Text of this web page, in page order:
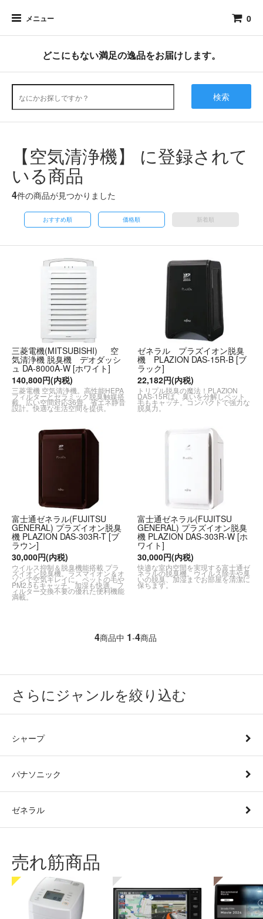
メニュー 0
どこにもない満足の逸品をお届けします。
検索
【空気清浄機】 に登録されて
いる商品
4件の商品が見つかりました
おすすめ順 価格順 新着順
三菱電機(MITSUBISHI) 空
気清浄機 脱臭機 デオダッシ
ュ DA-8000A-W [ホワイト]
140,800円(内税)
三菱電機 空気清浄機。高性能HEPA
フィルターとセラミック脱臭触媒搭
載。広い空間対応36畳。省エネ静音
設計。快適な生活空間を提供。
ゼネラル プラズイオン脱臭
機 PLAZION DAS-15R-B [ブ
ラック]
22,182円(内税)
トリプル脱臭の魔法！PLAZION
DAS-15Rは、臭いを分解しペット
毛もキャッチ。コンパクトで強力な
脱臭力。
富士通ゼネラル(FUJITSU
GENERAL) プラズイオン脱臭
機 PLAZION DAS-303R-T [ブ
ラウン]
30,000円(内税)
ウイルス抑制＆脱臭機能搭載 プラ
ズイオン脱臭機。ラズマイオン＆オ
ゾンで空気キレイに。ペットの毛や
PM2.5もキャッチ。加湿も快適。フ
ィルター交換不要の優れた便利機能
満載。
富士通ゼネラル(FUJITSU
GENERAL) プラズイオン脱臭
機 PLAZION DAS-303R-W [ホ
ワイト]
30,000円(内税)
快適な室内空間を実現する富士通ゼ
ネラルの脱臭機。ウイルス除去や臭
いの脱臭、加湿までお部屋を清潔に
保ちます。
4商品中 1-4商品
さらにジャンルを絞り込む
シャープ
パナソニック
ゼネラル
売れ筋商品